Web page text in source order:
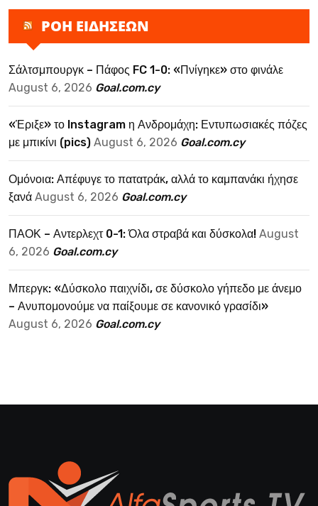
ΡΟΗ ΕΙΔΗΣΕΩΝ
Σάλτσμπουργκ – Πάφος FC 1-0: «Πνίγηκε» στο φινάλε
August 6, 2026 Goal.com.cy
«Έριξε» το Instagram η Ανδρομάχη: Εντυπωσιακές πόζες
με μπικίνι (pics) August 6, 2026 Goal.com.cy
Ομόνοια: Απέφυγε το πατατράκ, αλλά το καμπανάκι ήχησε
ξανά August 6, 2026 Goal.com.cy
ΠΑΟΚ – Αντερλεχτ 0-1: Όλα στραβά και δύσκολα! August
6, 2026 Goal.com.cy
Μπεργκ: «Δύσκολο παιχνίδι, σε δύσκολο γήπεδο με άνεμο
– Ανυπομονούμε να παίξουμε σε κανονικό γρασίδι»
August 6, 2026 Goal.com.cy